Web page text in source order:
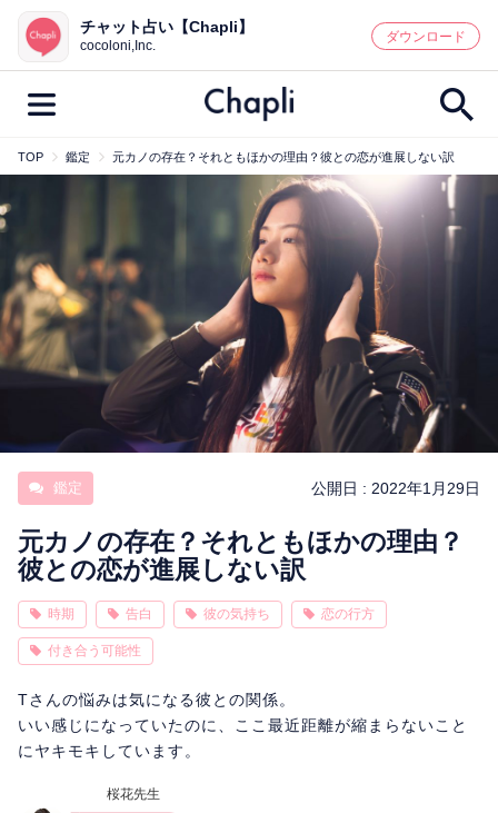
鑑定記事・占い師検索
最新記事一覧
カテゴリー別
鑑定 占い師 キャンペーン
キーワード別
彼の気持ち 恋の行方
今週の運勢 彼氏 片思い 結婚
相性
チャット占い【Chapli】
cocoloni,Inc.
ダウンロード
TOP 鑑定 元カノの存在？それともほかの理由？彼との恋が進展しない訳
鑑定 公開日 : 2022年1月29日
元カノの存在？それともほかの理由？
彼との恋が進展しない訳
時期 告白 彼の気持ち 恋の行方
付き合う可能性
Tさんの悩みは気になる彼との関係。
いい感じになっていたのに、ここ最近距離が縮まらないこと
にヤキモキしています。
桜花先生